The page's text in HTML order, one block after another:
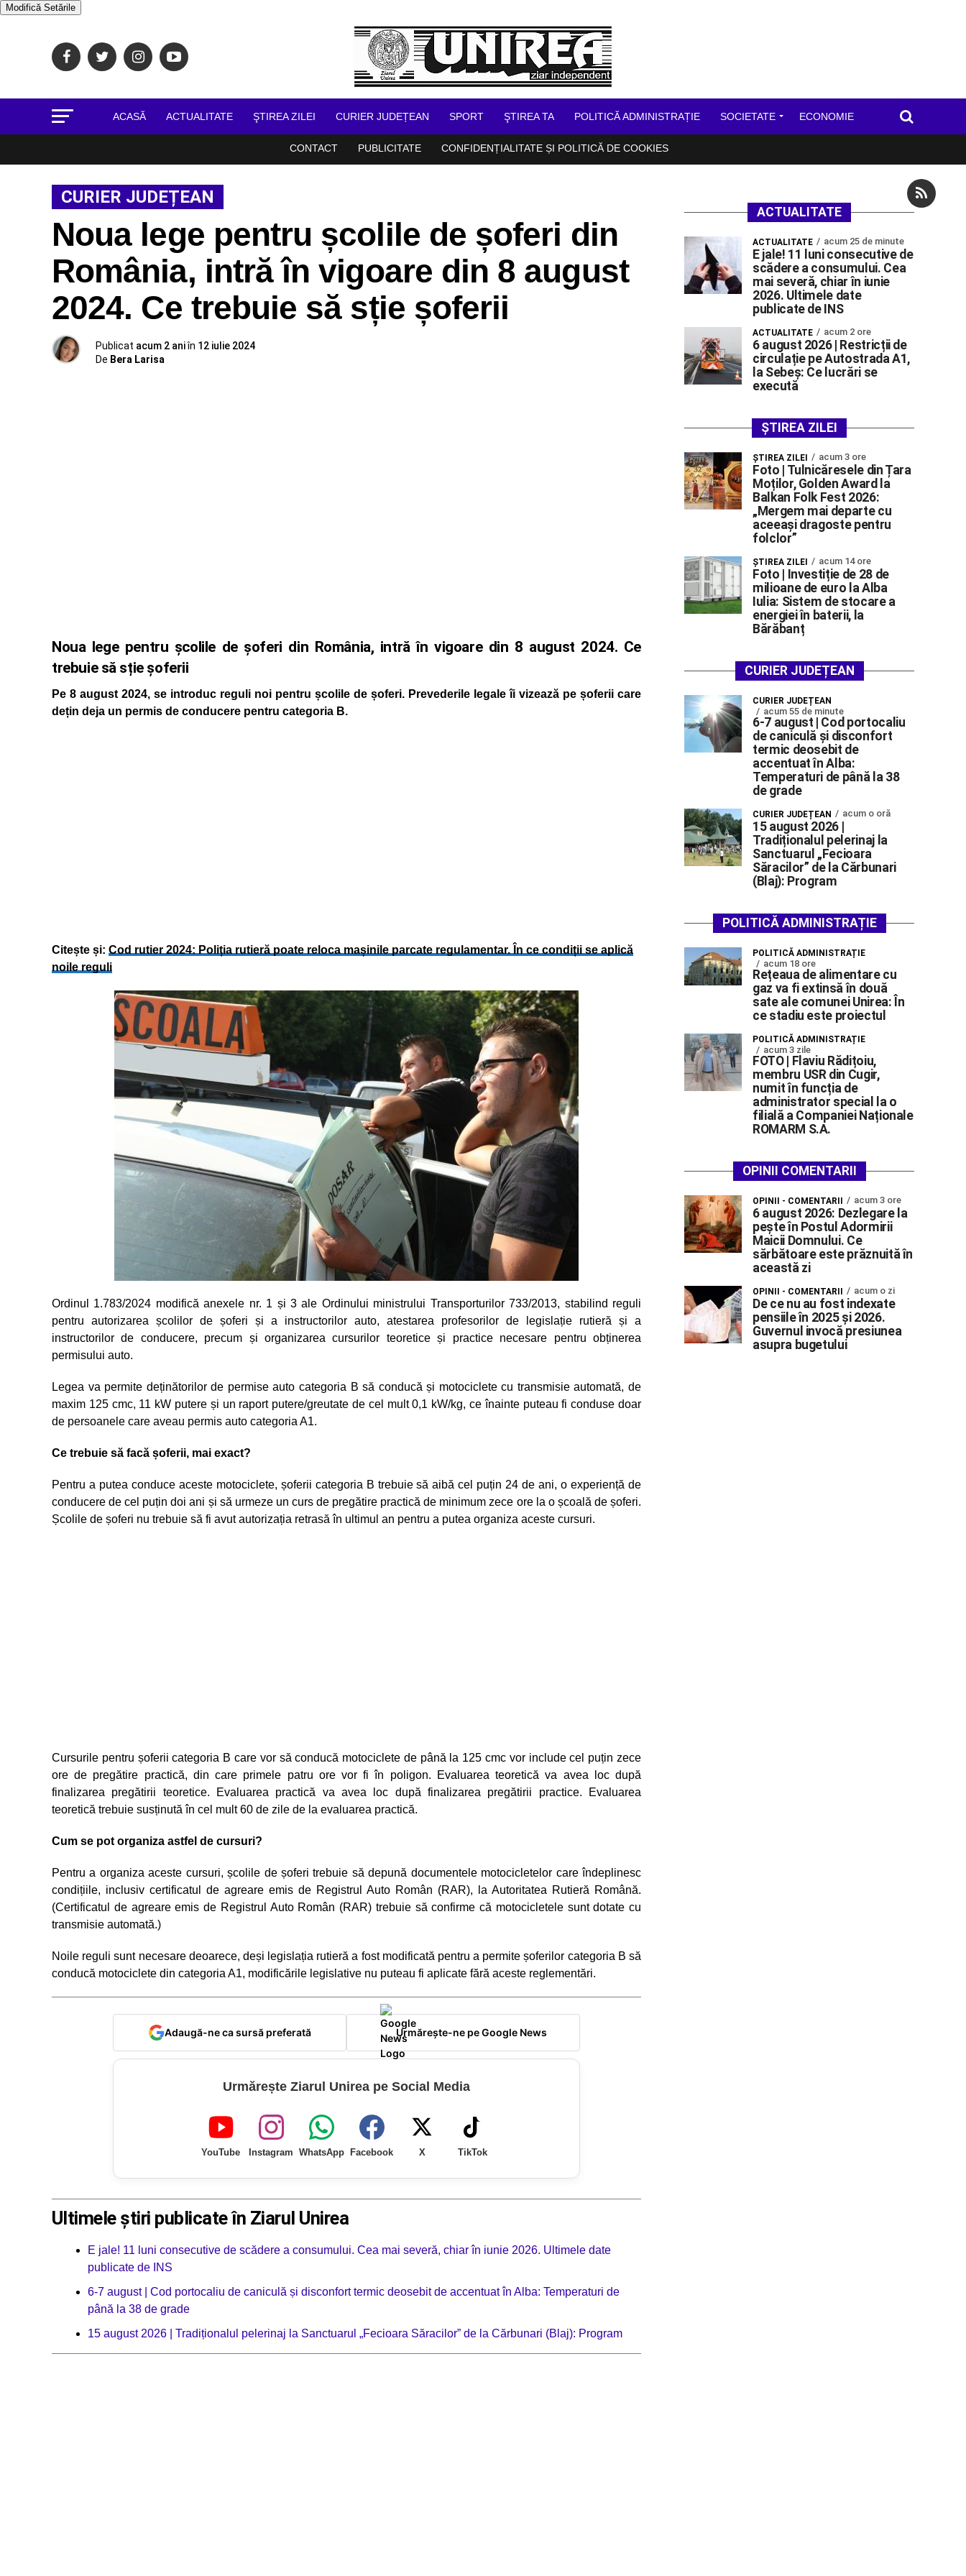
Modifică Setările
ACASĂ ACTUALITATE ŞTIREA ZILEI CURIER JUDEȚEAN SPORT ŞTIREA TA POLITICĂ ADMINISTRAȚIE SOCIETATE ECONOMIE
CONTACT PUBLICITATE CONFIDENȚIALITATE ȘI POLITICĂ DE COOKIES
CURIER JUDEȚEAN
Noua lege pentru școlile de șoferi din
România, intră în vigoare din 8 august
2024. Ce trebuie să sție șoferii
Publicat acum 2 aniîn 12 iulie 2024
De Bera Larisa
Noua lege pentru școlile de șoferi din România, intră în vigoare din 8 august 2024. Ce
trebuie să sție șoferii
Pe 8 august 2024, se introduc reguli noi pentru școlile de șoferi. Prevederile legale îi vizează pe șoferii care
dețin deja un permis de conducere pentru categoria B.
Citește și: Cod rutier 2024: Poliția rutieră poate reloca mașinile parcate regulamentar. În ce condiții se aplică
noile reguli
Ordinul 1.783/2024 modifică anexele nr. 1 și 3 ale Ordinului ministrului Transporturilor 733/2013, stabilind reguli
pentru autorizarea școlilor de șoferi și a instructorilor auto, atestarea profesorilor de legislație rutieră și a
instructorilor de conducere, precum și organizarea cursurilor teoretice și practice necesare pentru obținerea
permisului auto.
Legea va permite deținătorilor de permise auto categoria B să conducă și motociclete cu transmisie automată, de
maxim 125 cmc, 11 kW putere și un raport putere/greutate de cel mult 0,1 kW/kg, ce înainte puteau fi conduse doar
de persoanele care aveau permis auto categoria A1.
Ce trebuie să facă șoferii, mai exact?
Pentru a putea conduce aceste motociclete, șoferii categoria B trebuie să aibă cel puțin 24 de ani, o experiență de
conducere de cel puțin doi ani și să urmeze un curs de pregătire practică de minimum zece ore la o școală de șoferi.
Școlile de șoferi nu trebuie să fi avut autorizația retrasă în ultimul an pentru a putea organiza aceste cursuri.
Cursurile pentru șoferii categoria B care vor să conducă motociclete de până la 125 cmc vor include cel puțin zece
ore de pregătire practică, din care primele patru ore vor fi în poligon. Evaluarea teoretică va avea loc după
finalizarea pregătirii teoretice. Evaluarea practică va avea loc după finalizarea pregătirii practice. Evaluarea
teoretică trebuie susținută în cel mult 60 de zile de la evaluarea practică.
Cum se pot organiza astfel de cursuri?
Pentru a organiza aceste cursuri, școlile de șoferi trebuie să depună documentele motocicletelor care îndeplinesc
condițiile, inclusiv certificatul de agreare emis de Registrul Auto Român (RAR), la Autoritatea Rutieră Română.
(Certificatul de agreare emis de Registrul Auto Român (RAR) trebuie să confirme că motocicletele sunt dotate cu
transmisie automată.)
Noile reguli sunt necesare deoarece, deși legislația rutieră a fost modificată pentru a permite șoferilor categoria B să
conducă motociclete din categoria A1, modificările legislative nu puteau fi aplicate fără aceste reglementări.
Adaugă-ne ca sursă preferată Urmărește-ne pe Google News
Urmărește Ziarul Unirea pe Social Media
YouTube Instagram WhatsApp Facebook X TikTok
Ultimele știri publicate în Ziarul Unirea
E jale! 11 luni consecutive de scădere a consumului. Cea mai severă, chiar în iunie 2026. Ultimele date
publicate de INS
6-7 august | Cod portocaliu de caniculă și disconfort termic deosebit de accentuat în Alba: Temperaturi de
până la 38 de grade
15 august 2026 | Tradiționalul pelerinaj la Sanctuarul „Fecioara Săracilor” de la Cărbunari (Blaj): Program
ACTUALITATE
ACTUALITATE acum 25 de minute
E jale! 11 luni consecutive de
scădere a consumului. Cea
mai severă, chiar în iunie
2026. Ultimele date
publicate de INS
ACTUALITATE acum 2 ore
6 august 2026 | Restricții de
circulație pe Autostrada A1,
la Sebeș: Ce lucrări se
execută
ȘTIREA ZILEI
ŞTIREA ZILEI acum 3 ore
Foto | Tulnicăresele din Țara
Moților, Golden Award la
Balkan Folk Fest 2026:
„Mergem mai departe cu
aceeași dragoste pentru
folclor”
ŞTIREA ZILEI acum 14 ore
Foto | Investiție de 28 de
milioane de euro la Alba
Iulia: Sistem de stocare a
energiei în baterii, la
Bărăbanț
CURIER JUDEȚEAN
CURIER JUDEȚEAN
acum 55 de minute
6-7 august | Cod portocaliu
de caniculă și disconfort
termic deosebit de
accentuat în Alba:
Temperaturi de până la 38
de grade
CURIER JUDEȚEAN acum o oră
15 august 2026 |
Tradiționalul pelerinaj la
Sanctuarul „Fecioara
Săracilor” de la Cărbunari
(Blaj): Program
POLITICĂ ADMINISTRAȚIE
POLITICĂ ADMINISTRAȚIE
acum 18 ore
Rețeaua de alimentare cu
gaz va fi extinsă în două
sate ale comunei Unirea: În
ce stadiu este proiectul
POLITICĂ ADMINISTRAȚIE
acum 3 zile
FOTO | Flaviu Rădițoiu,
membru USR din Cugir,
numit în funcția de
administrator special la o
filială a Companiei Naționale
ROMARM S.A.
OPINII COMENTARII
OPINII - COMENTARII acum 3 ore
6 august 2026: Dezlegare la
pește în Postul Adormirii
Maicii Domnului. Ce
sărbătoare este prăznuită în
această zi
OPINII - COMENTARII acum o zi
De ce nu au fost indexate
pensiile în 2025 și 2026.
Guvernul invocă presiunea
asupra bugetului